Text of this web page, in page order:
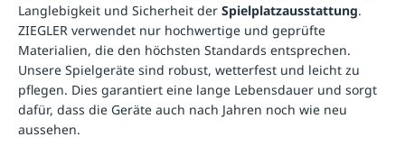
Langlebigkeit und Sicherheit der Spielplatzausstattung.
ZIEGLER verwendet nur hochwertige und geprüfte
Materialien, die den höchsten Standards entsprechen.
Unsere Spielgeräte sind robust, wetterfest und leicht zu
pflegen. Dies garantiert eine lange Lebensdauer und sorgt
dafür, dass die Geräte auch nach Jahren noch wie neu
aussehen.